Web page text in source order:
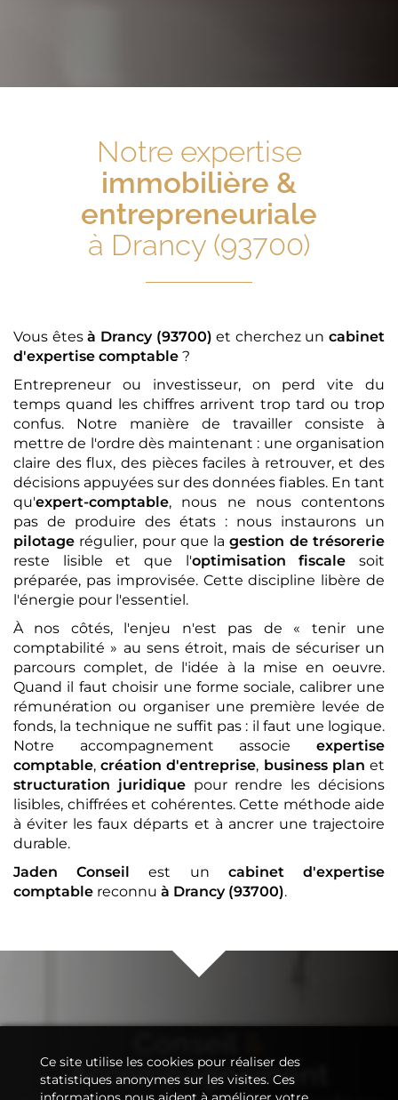
Notre expertise
immobilière &
entrepreneuriale
à Drancy (93700)
Vous êtesà Drancy (93700) et cherchez un cabinet
d'expertise comptable ?
Entrepreneur ou investisseur, on perd vite du
temps quand les chiffres arrivent trop tard ou trop
confus. Notre manière de travailler consiste à
mettre de l'ordre dès maintenant : une organisation
claire des flux, des pièces faciles à retrouver, et des
décisions appuyées sur des données fiables. En tant
qu'expert-comptable, nous ne nous contentons
pas de produire des états : nous instaurons un
pilotage régulier, pour que lagestion de trésorerie
reste lisible et que l'optimisation fiscale soit
préparée, pas improvisée. Cette discipline libère de
l'énergie pour l'essentiel.
À nos côtés, l'enjeu n'est pas de « tenir une
comptabilité » au sens étroit, mais de sécuriser un
parcours complet, de l'idée à la mise en oeuvre.
Quand il faut choisir une forme sociale, calibrer une
rémunération ou organiser une première levée de
fonds, la technique ne suffit pas : il faut une logique.
Notre accompagnement associe expertise
comptable,création d'entreprise, business plan et
structuration juridiquepour rendre les décisions
lisibles, chiffrées et cohérentes. Cette méthode aide
à éviter les faux départs et à ancrer une trajectoire
durable.
Jaden Conseil est un cabinet d'expertise
comptable reconnu à Drancy (93700).
Accompagnement
Ce site utilise les cookies pour réaliser des
statistiques anonymes sur les visites. Ces